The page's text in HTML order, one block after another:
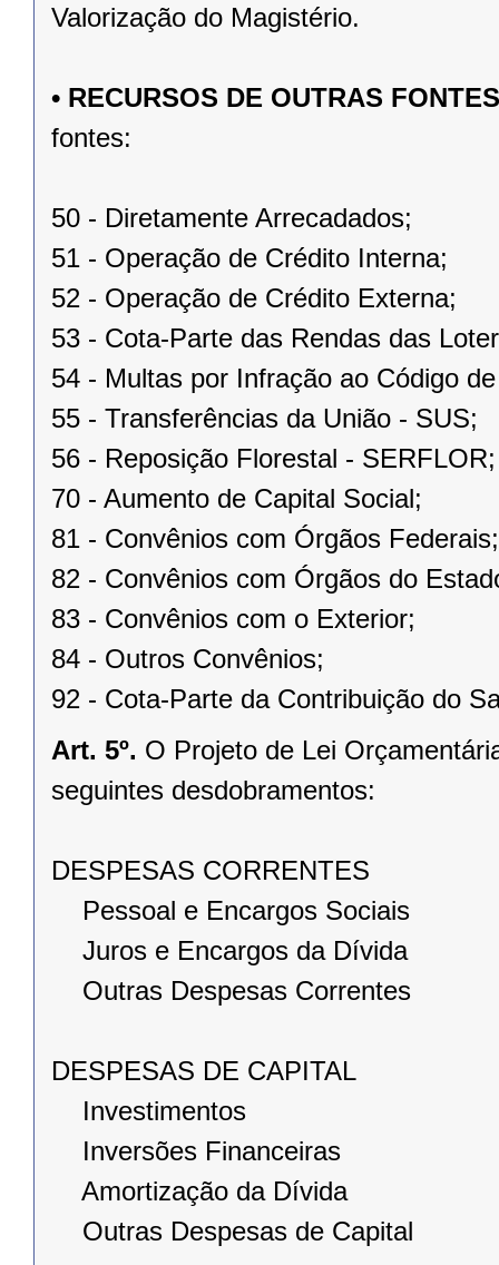
Valorização do Magistério.
• RECURSOS DE OUTRAS FONTES
fontes:
50 - Diretamente Arrecadados;
51 - Operação de Crédito Interna;
52 - Operação de Crédito Externa;
53 - Cota-Parte das Rendas das
54 - Multas por Infração ao Código
55 - Transferências da União - SUS;
56 - Reposição Florestal - SERFLOR;
70 - Aumento de Capital Social;
81 - Convênios com Órgãos Federais;
82 - Convênios com Órgãos do
83 - Convênios com o Exterior;
84 - Outros Convênios;
92 - Cota-Parte da Contribuição do
Art. 5º. O Projeto de Lei
seguintes desdobramentos:
DESPESAS CORRENTES
Pessoal e Encargos Sociais
Juros e Encargos da Dívida
Outras Despesas Correntes
DESPESAS DE CAPITAL
Investimentos
Inversões Financeiras
Amortização da Dívida
Outras Despesas de Capital